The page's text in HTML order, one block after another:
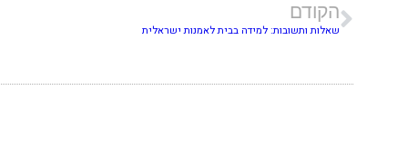
הקודם
שאלות ותשובות: למידה בבית לאמנות ישראלית